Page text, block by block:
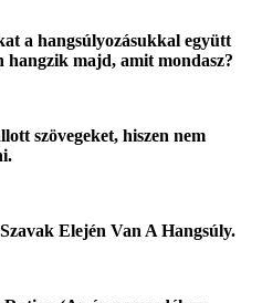
a hangsúlyozásukkal együtt
hangzik majd, amit mondasz?
szövegeket, hiszen nem
Elején Van A Hangsúly.